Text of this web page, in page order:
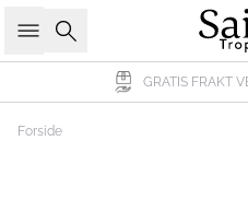
Søk
GRATIS FRAKT
Forside